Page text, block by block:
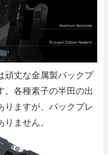
頑丈な金属製バックプ
。各種素子の半田の出
りますが、バックプレ
ません。